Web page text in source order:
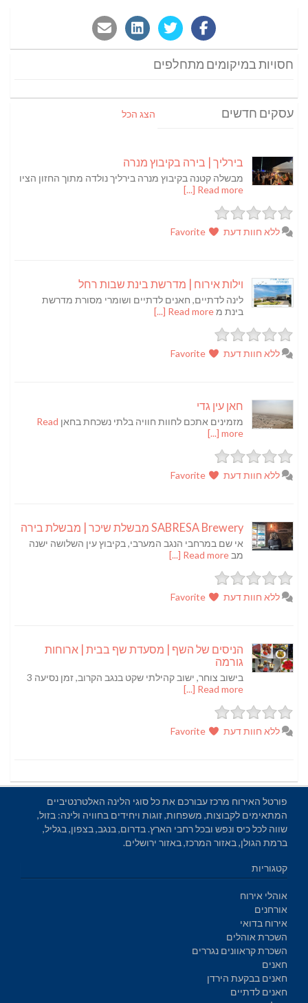
חסויות במיקומים מתחלפים
עסקים חדשים הצג הכל
בירליך | בירה בקיבוץ מנרה
מבשלה קטנה בקיבוץ מנרה בירליך נולדה מתוך החזון הציו
Read more [...]
ללא חוות דעת
וילות אירוח | מדרשת בינת שבות רחל
לינה לדתיים, חאנים לדתיים ושומרי מסורת מדרשת
בינת מRead more [...]
ללא חוות דעת
חאן עין גדי
מזמינים אתכם לחוות חוויה בלתי נשכחת בחאן Read
more [...]
ללא חוות דעת
SABRESA Brewery מבשלת שיכר | מבשלת בירה
אי שם במרחבי הנגב המערבי, בקיבוץ עין השלושה ישנה
מבRead more [...]
ללא חוות דעת
הניסים של השף | מסעדת שף בבית | ארוחות
גורמה
בישוב צוחר, ישוב קהילתי שקט בנגב הקרוב, זמן נסיעה 3
Read more [...]
ללא חוות דעת
פורטל האירוח מרכז עבורכם את כל סוגי הלינה האלטרנטיביים
המתאימים לקבוצות, משפחות, זוגות ויחידים בחוויה ולינה: בזול,
שווה לכל כיס ונפש ובכל רחבי הארץ. בדרום, בנגב, בצפון, בגליל,
ברמת הגולן, באזור המרכז, באזור ירושלים.
קטגוריות
אוהלי אירוח
אורחנים
אירוח בדואי
השכרת אוהלים
השכרת קראוונים נגררים
חאנים
חאנים בבקעת הירדן
חאנים לדתיים